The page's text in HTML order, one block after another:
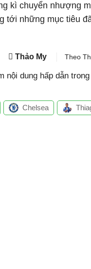
kì chuyển nhượng
tới những mục tiêu
Thảo My Theo
nội dung hấp dẫn
Chelsea